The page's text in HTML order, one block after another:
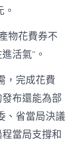
物花費券不
活氣”。
，完成花費
布還能為部
、省當局決議
當局支撐和